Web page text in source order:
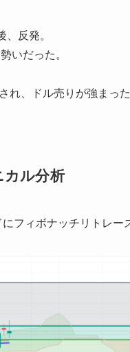
反発。
いだった。
れ、ドル売りが強まった
カル分析
フィボナッチリトレー